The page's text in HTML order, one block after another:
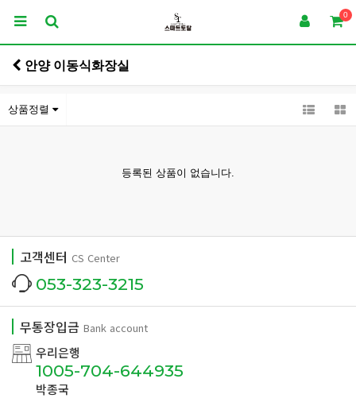
0
안양 이동식화장실
상품정렬
등록된 상품이 없습니다.
고객센터 CS Center
053-323-3215
무통장입금 Bank account
우리은행
1005-704-644935
박종국